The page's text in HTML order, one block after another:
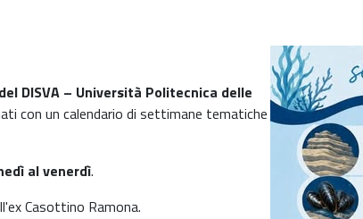
DISVA – Università Politecnica delle
con un calendario di settimane tematiche
al venerdì.
Casottino Ramona.